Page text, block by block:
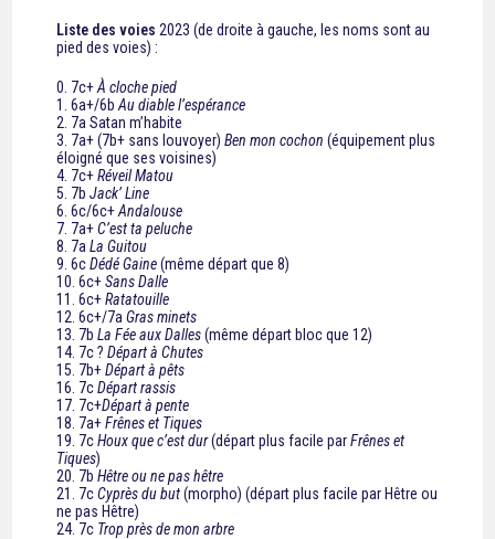
Liste des voies 2023 (de droite à gauche, les noms sont au
pied des voies) :
0. 7c+À cloche pied
1. 6a+/6bAu diable l’espérance
2. 7a Satan m’habite
3. 7a+ (7b+ sans louvoyer)Ben mon cochon (équipement plus
éloigné que ses voisines)
4. 7c+Réveil Matou
5. 7bJack’ Line
6. 6c/6c+Andalouse
7. 7a+C’est ta peluche
8. 7aLa Guitou
9. 6cDédé Gaine(même départ que 8)
10. 6c+Sans Dalle
11. 6c+Ratatouille
12. 6c+/7aGras minets
13. 7bLa Fée aux Dalles(même départ bloc que 12)
14. 7c ?Départ à Chutes
15. 7b+Départ à pêts
16. 7cDépart rassis
17. 7c+Départ à pente
18. 7a+Frênes et Tiques
19. 7cHoux que c’est dur(départ plus facile parFrênes et
Tiques)
20. 7bHêtre ou ne pas hêtre
21. 7cCyprès du but(morpho) (départ plus facile par Hêtre ou
ne pas Hêtre)
24. 7c Trop près de mon arbre